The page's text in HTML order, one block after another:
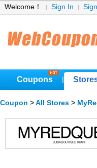
Welcome！ Sign In
Coupons
Coupon > All Stores >